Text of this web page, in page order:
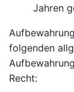
Jahren
folgenden
Recht: